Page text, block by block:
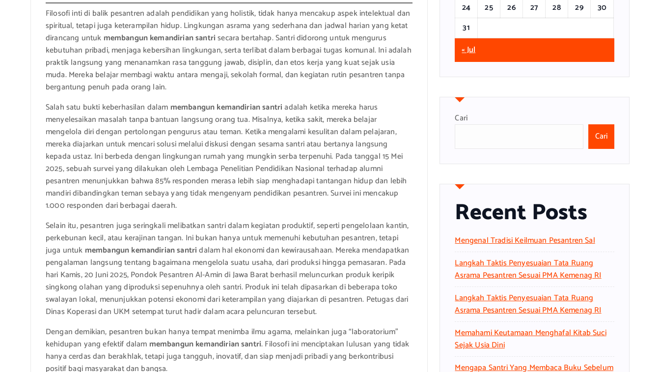
Filosofi inti di balik pesantren adalah pendidikan yang holistik, tidak hanya mencakup aspek intelektual dan
spiritual, tetapi juga keterampilan hidup. Lingkungan asrama yang sederhana dan jadwal harian yang ketat
dirancang untuk membangun kemandirian santrisecara bertahap. Santri didorong untuk mengurus
kebutuhan pribadi, menjaga kebersihan lingkungan, serta terlibat dalam berbagai tugas komunal. Ini adalah
praktik langsung yang menanamkan rasa tanggung jawab, disiplin, dan etos kerja yang kuat sejak usia
muda. Mereka belajar membagi waktu antara mengaji, sekolah formal, dan kegiatan rutin pesantren tanpa
bergantung penuh pada orang lain.
Salah satu bukti keberhasilan dalam membangun kemandirian santriadalah ketika mereka harus
menyelesaikan masalah tanpa bantuan langsung orang tua. Misalnya, ketika sakit, mereka belajar
mengelola diri dengan pertolongan pengurus atau teman. Ketika mengalami kesulitan dalam pelajaran,
mereka diajarkan untuk mencari solusi melalui diskusi dengan sesama santri atau bertanya langsung
kepada ustaz. Ini berbeda dengan lingkungan rumah yang mungkin serba terpenuhi. Pada tanggal 15 Mei
2025, sebuah survei yang dilakukan oleh Lembaga Penelitian Pendidikan Nasional terhadap alumni
pesantren menunjukkan bahwa 85% responden merasa lebih siap menghadapi tantangan hidup dan lebih
mandiri dibandingkan teman sebaya yang tidak mengenyam pendidikan pesantren. Survei ini mencakup
1.000 responden dari berbagai daerah.
Selain itu, pesantren juga seringkali melibatkan santri dalam kegiatan produktif, seperti pengelolaan kantin,
perkebunan kecil, atau kerajinan tangan. Ini bukan hanya untuk memenuhi kebutuhan pesantren, tetapi
juga untuk membangun kemandirian santridalam hal ekonomi dan kewirausahaan. Mereka mendapatkan
pengalaman langsung tentang bagaimana mengelola suatu usaha, dari produksi hingga pemasaran. Pada
hari Kamis, 20 Juni 2025, Pondok Pesantren Al-Amin di Jawa Barat berhasil meluncurkan produk keripik
singkong olahan yang diproduksi sepenuhnya oleh santri. Produk ini telah dipasarkan di beberapa toko
swalayan lokal, menunjukkan potensi ekonomi dari keterampilan yang diajarkan di pesantren. Petugas dari
Dinas Koperasi dan UKM setempat turut hadir dalam acara peluncuran tersebut.
Dengan demikian, pesantren bukan hanya tempat menimba ilmu agama, melainkan juga “laboratorium”
kehidupan yang efektif dalam membangun kemandirian santri. Filosofi ini menciptakan lulusan yang tidak
hanya cerdas dan berakhlak, tetapi juga tangguh, inovatif, dan siap menjadi pribadi yang berkontribusi
positif bagi masyarakat dan bangsa.
24
25 26 27 28 29
30
31
« Jul
Cari
Cari
Recent Posts
Mengenal Tradisi Keilmuan Pesantren Sal
Langkah Taktis Penyesuaian Tata Ruang
Asrama Pesantren Sesuai PMA Kemenag RI
Langkah Taktis Penyesuaian Tata Ruang
Asrama Pesantren Sesuai PMA Kemenag RI
Memahami Keutamaan Menghafal Kitab Suci
Sejak Usia Dini
Mengapa Santri Yang Membaca Buku Sebelum